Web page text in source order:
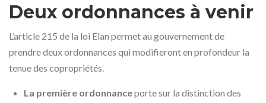
Deux ordonnances à venir
L’article 215 de la loi Elan permet au gouvernement de
prendre deux ordonnances qui modifieront en profondeur la
tenue des copropriétés.
La première ordonnanceporte sur la distinction des